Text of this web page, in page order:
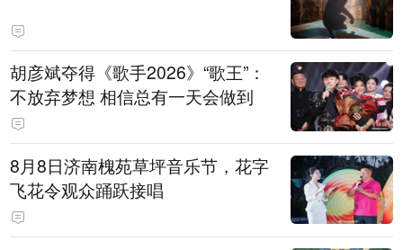
胡彦斌夺得《歌手2026》“歌王”：
不放弃梦想 相信总有一天会做到
8月8日济南槐苑草坪音乐节，花字
飞花令观众踊跃接唱